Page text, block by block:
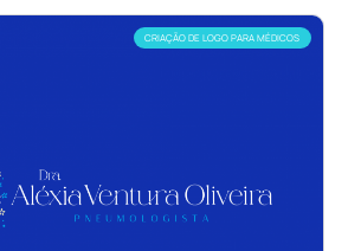
CRIAÇÃO DE LOGO PARA MÉDICOS